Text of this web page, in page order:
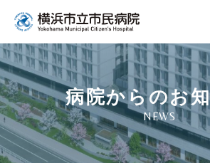
病院からのお
NEWS